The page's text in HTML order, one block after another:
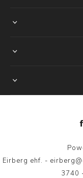
Eirberg ehf. -
3740